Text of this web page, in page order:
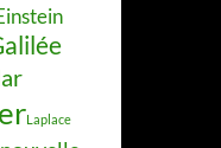
Laplace